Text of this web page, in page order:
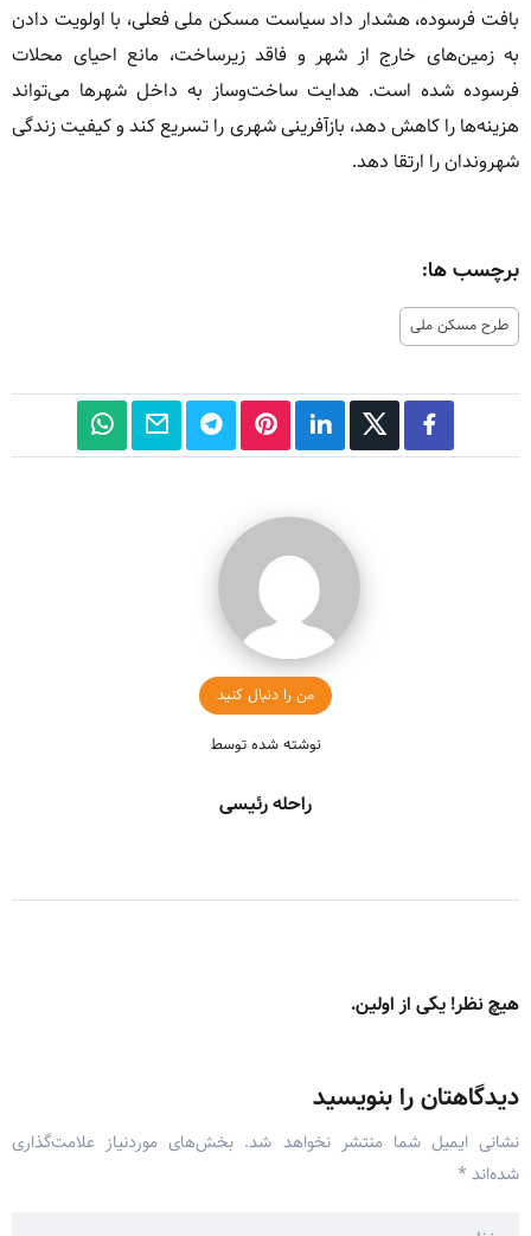
بافت فرسوده، هشدار داد سیاست مسکن ملی فعلی، با اولویت دادن
به زمین‌های خارج از شهر و فاقد زیرساخت، مانع احیای محلات
فرسوده شده است. هدایت ساخت‌وساز به داخل شهرها می‌تواند
هزینه‌ها را کاهش دهد، بازآفرینی شهری را تسریع کند و کیفیت زندگی
شهروندان را ارتقا دهد.
برچسب ها:
طرح مسکن ملی
من را دنبال کنید
نوشته شده توسط
راحله رئیسی
هیچ نظر! یکی از اولین.
دیدگاهتان را بنویسید
نشانی ایمیل شما منتشر نخواهد شد. بخش‌های موردنیاز علامت‌گذاری
شده‌اند *